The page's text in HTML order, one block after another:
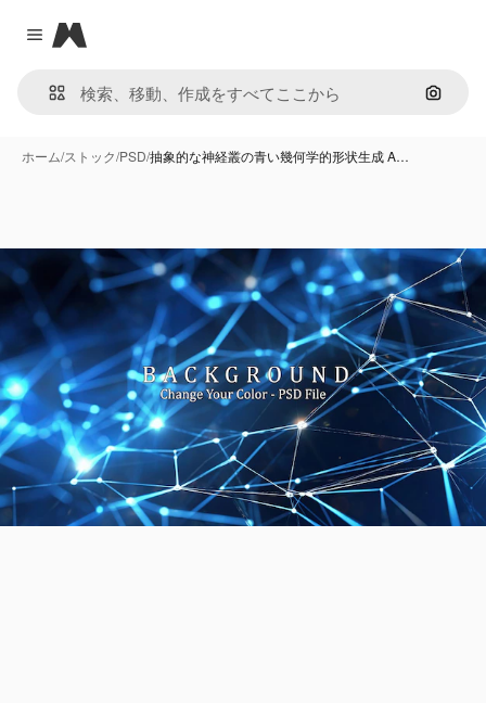
Close menu
Magnific
画像で
ホーム/ストック/PSD/抽象的な神経叢の青い幾何学的形状生成 A…